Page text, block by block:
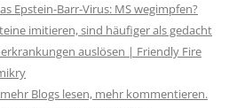
Epstein-Barr-Virus: MS wegimpfen?
imitieren, sind häufiger als gedacht
auslösen | Friendly Fire
Blogs lesen, mehr kommentieren.